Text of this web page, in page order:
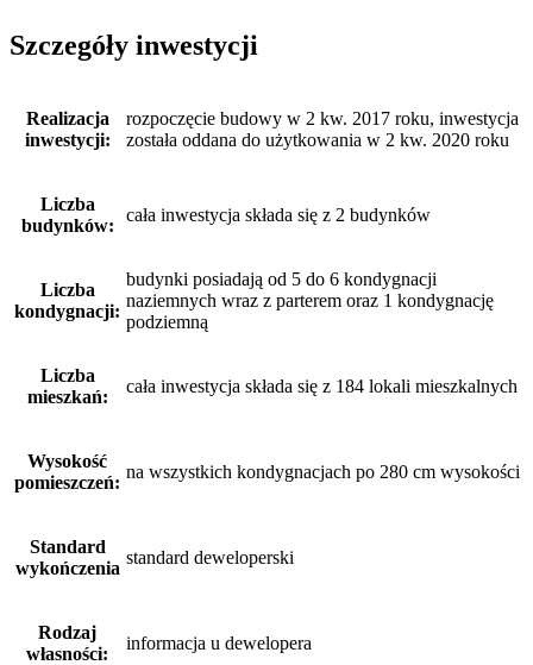
Szczegóły inwestycji
Realizacja
inwestycji:
rozpoczęcie budowy w 2 kw. 2017 roku, inwestycja
została oddana do użytkowania w 2 kw. 2020 roku
Liczba
budynków:
cała inwestycja składa się z 2 budynków
Liczba
kondygnacji:
budynki posiadają od 5 do 6 kondygnacji
naziemnych wraz z parterem oraz 1 kondygnację
podziemną
Liczba
mieszkań:
cała inwestycja składa się z 184 lokali mieszkalnych
Wysokość
pomieszczeń:
na wszystkich kondygnacjach po 280 cm wysokości
Standard
wykończenia
standard deweloperski
Rodzaj
własności:
informacja u dewelopera